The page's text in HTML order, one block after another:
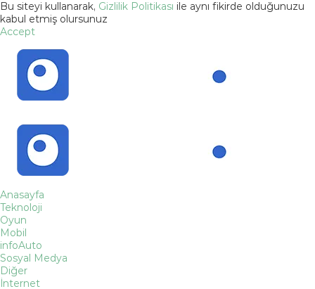
Bu siteyi kullanarak, Gizlilik Politikası ile aynı fikirde olduğunuzu
kabul etmiş olursunuz
Accept
Anasayfa
Teknoloji
Oyun
Mobil
infoAuto
Sosyal Medya
Diğer
İnternet